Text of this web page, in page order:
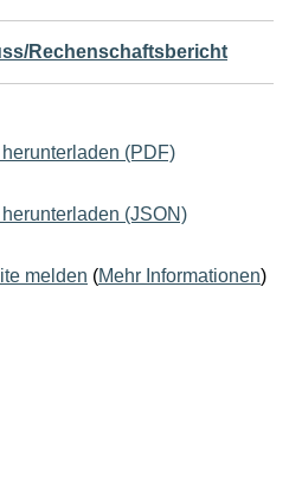
Rechenschaftsbericht
(PDF)
(JSON)
melden (Mehr Informationen)